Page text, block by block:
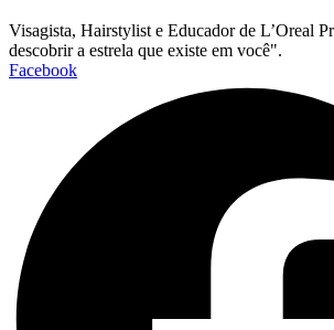
Visagista, Hairstylist e Educador de L’Oreal
descobrir a estrela que existe em você".
Facebook